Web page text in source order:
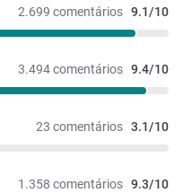
2.699 comentários 9.1/10
3.494 comentários 9.4/10
23 comentários 3.1/10
1.358 comentários 9.3/10